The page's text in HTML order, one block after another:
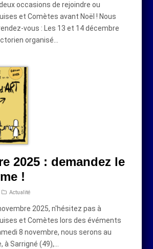
occasions de rejoindre ou
et Comètes avant Noël ! Nous
vous : Les 13 et 14 décembre
organisé…
2025 : demandez le
!
Actualité
2025, n'hésitez pas à
et Comètes lors des évéments
8 novembre, nous serons au
à Sarrigné (49),…